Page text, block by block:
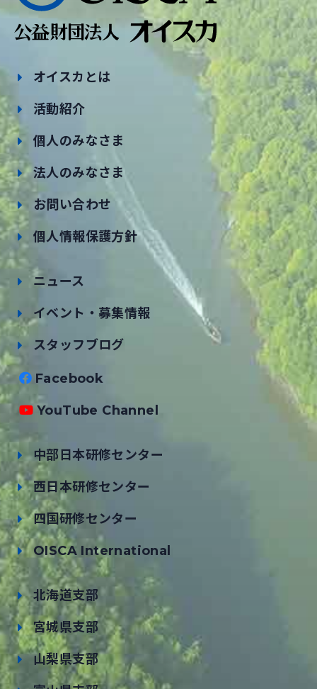
オイスカとは
活動紹介
個人のみなさま
法人のみなさま
お問い合わせ
個人情報保護方針
ニュース
イベント・募集情報
スタッフブログ
Facebook
YouTube Channel
中部日本研修センター
西日本研修センター
四国研修センター
OISCA International
北海道支部
宮城県支部
山梨県支部